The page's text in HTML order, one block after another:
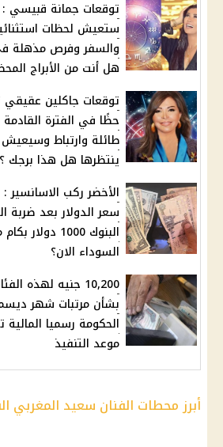
ستعيش لحظات
والسفر وفرص مذهلة
هل أنت من الأبراج
توقعات جاكلين عقيقي
حظًا في الفترة
طائلة وارتباط
ينتظرها هل هذا برجك ؟
الأخضر ركب الاسانسير
سعر الدولار بعد ضربة
البنوك 1000
السوداء الان؟
10,200 جنيه لهذه
الحكومة رسميا
موعد التنفيذ
أبرز محطات الفنان سعيد المغربي